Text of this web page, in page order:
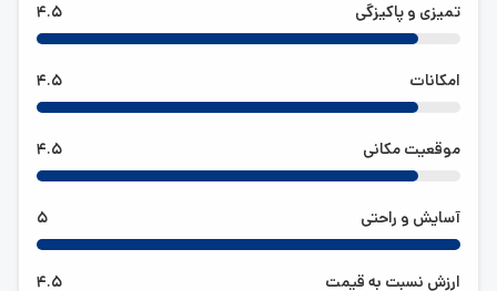
می‌شود و گردشگران برای
، باید اتاق
موردعلاقه‌شان را از قبل انتخاب کنند.
از جمله اتاق‌های هتل داریوش می‌توان به اتاق دو نفره
استاندارد رو به باغ، اتاق دو نفره استاندارد رو به دریا، اتاق دو
استودیو لوکس رو به باغ، سوئیت لوکس یکخوابه آتوسا رو به
باغ، سوئیت لوکس یکخوابه آتوسا رو به دریا، سوئیت رویال
به دریا و کابانا در محوطه باغ اشاره کرد.
اتاق‌های این هتل به امکانات بسیار خوبی چون صندوق
تمیزی و پاکیزگی 4.5
امکانات 4.5
موقعیت مکانی 4.5
آسایش و راحتی 5
ارزش نسبت به قیمت 4.5